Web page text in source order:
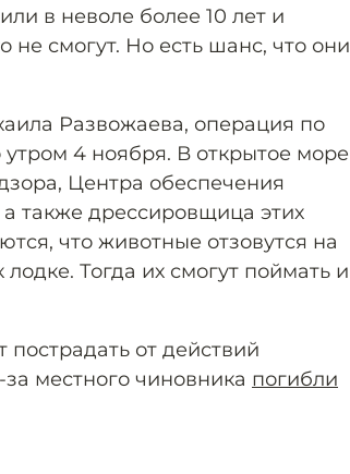
в неволе более 10 лет и
смогут. Но есть шанс, что они
Развожаева, операция по
утром 4 ноября. В открытое море
Центра обеспечения
также дрессировщица этих
что животные отзовутся на
Тогда их смогут поймать и
от действий
местного чиновника погибли